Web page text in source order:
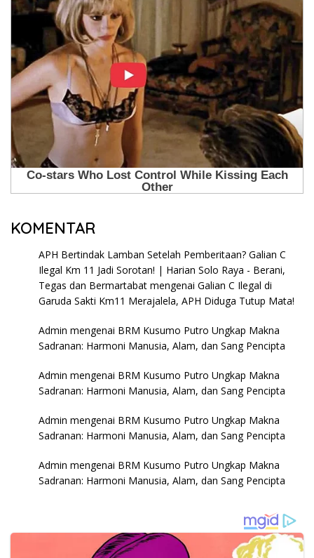
KOMENTAR
APH Bertindak Lamban Setelah Pemberitaan? Galian C
Ilegal Km 11 Jadi Sorotan! | Harian Solo Raya - Berani,
Tegas dan Bermartabat mengenai Galian C Ilegal di
Garuda Sakti Km11 Merajalela, APH Diduga Tutup Mata!
Admin mengenai BRM Kusumo Putro Ungkap Makna
Sadranan: Harmoni Manusia, Alam, dan Sang Pencipta
Admin mengenai BRM Kusumo Putro Ungkap Makna
Sadranan: Harmoni Manusia, Alam, dan Sang Pencipta
Admin mengenai BRM Kusumo Putro Ungkap Makna
Sadranan: Harmoni Manusia, Alam, dan Sang Pencipta
Admin mengenai BRM Kusumo Putro Ungkap Makna
Sadranan: Harmoni Manusia, Alam, dan Sang Pencipta